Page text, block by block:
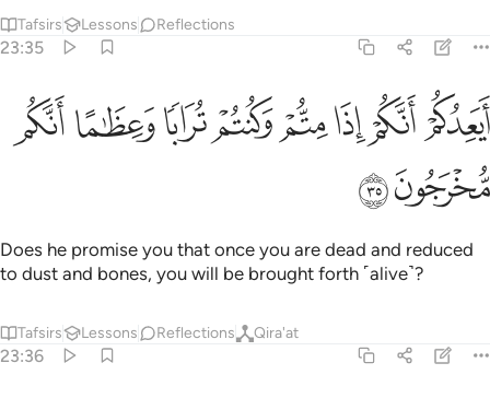
Tafsirs Lessons Reflections
23:35
ايعدكم انكم اذا متم وكنتم ترابا وعظاما انكم مخرجون ٣٥
أَيَعِدُكُمْ أَنَّكُمْ إِذَا مِتُّمْ وَكُنتُمْ تُرَابًۭا وَعِظَـٰمًا أَنَّكُم مُّخْرَجُونَ ٣٥
ﲛﲜﲝﲞﲟﲠﲡﲢ
ﲣﲤ
Does he promise you that once you are dead and reduced
to dust and bones, you will be brought forth ˹alive˺?
Tafsirs Lessons Reflections Qira'at
23:36